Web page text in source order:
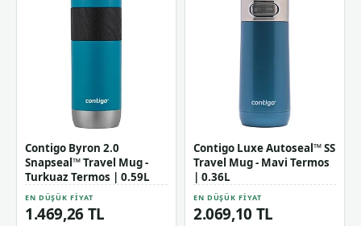
Contigo Byron 2.0
Snapseal™ Travel Mug -
Turkuaz Termos | 0.59L
EN DÜŞÜK FIYAT
1.469,26 TL
Contigo Luxe Autoseal™ SS
Travel Mug - Mavi Termos
| 0.36L
EN DÜŞÜK FIYAT
2.069,10 TL